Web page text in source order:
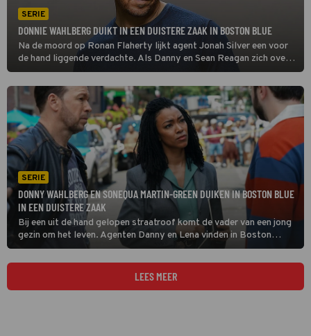
SERIE
DONNIE WAHLBERG DUIKT IN EEN DUISTERE ZAAK IN BOSTON BLUE
Na de moord op Ronan Flaherty lijkt agent Jonah Silver een voor
de hand liggende verdachte. Als Danny en Sean Reagan zich over
de zaak buigen, doen ze in Boston Blue op oude camerabeelden
een schokkende ontdekking.
SERIE
DONNY WAHLBERG EN SONEQUA MARTIN-GREEN DUIKEN IN BOSTON BLUE
IN EEN DUISTERE ZAAK
Bij een uit de hand gelopen straatroof komt de vader van een jong
gezin om het leven. Agenten Danny en Lena vinden in Boston
Blue een toevallige getuige die de dader heeft gezien. Vreemd
genoeg leek de overvaller het gezin te kennen.
LEES MEER